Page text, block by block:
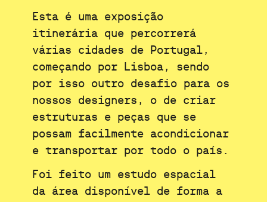
Esta é uma exposição
itinerária que percorrerá
várias cidades de Portugal,
começando por Lisboa, sendo
por isso outro desafio para os
nossos designers, o de criar
estruturas e peças que se
possam facilmente acondicionar
e transportar por todo o país.
Foi feito um estudo espacial
da área disponível de forma a